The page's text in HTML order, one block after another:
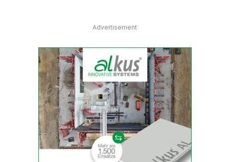
Advertisement